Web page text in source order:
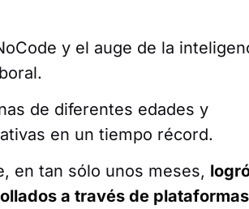
y el auge de la
de diferentes edades y
en un tiempo récord.
en tan sólo unos meses,
a través de plataformas